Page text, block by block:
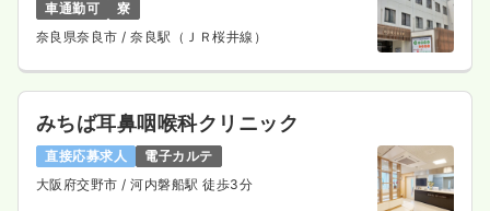
車通勤可
寮
奈良県奈良市/ 奈良駅（ＪＲ桜井線）
みちば耳鼻咽喉科クリニック
直接応募求人
電子カルテ
大阪府交野市/ 河内磐船駅 徒歩3分